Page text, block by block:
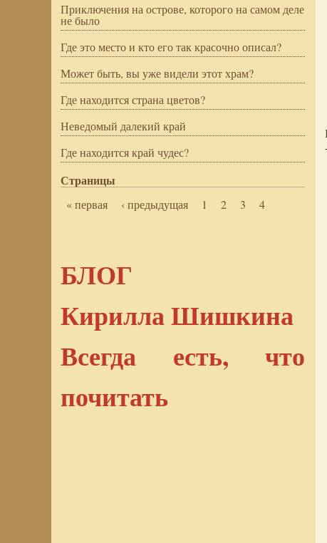
Приключения на острове, которого на самом деле
не было
Где это место и кто его так красочно описал?
Может быть, вы уже видели этот храм?
Где находится страна цветов?
Неведомый далекий край
Где находится край чудес?
Страницы
« первая ‹ предыдущая 1 2 3 4
БЛОГ
Кирилла Шишкина
Всегда есть, что
почитать